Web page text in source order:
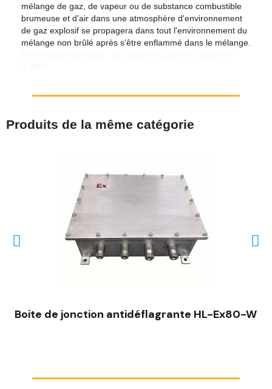
mélange de gaz, de vapeur ou de substance combustible
brumeuse et d'air dans une atmosphère d'environnement
de gaz explosif se propagera dans tout l'environnement du
mélange non brûlé après s'être enflammé dans le mélange.
Produits de la même catégorie
Boite de jonction antidéflagrante HL-Ex80-W